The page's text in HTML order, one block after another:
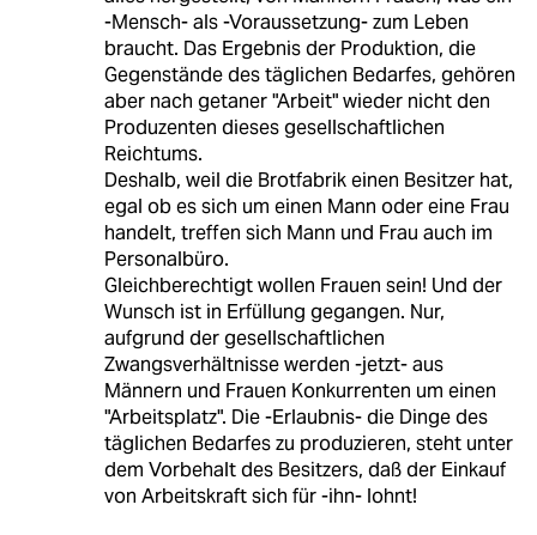
-Mensch- als -Voraussetzung- zum Leben
braucht. Das Ergebnis der Produktion, die
Gegenstände des täglichen Bedarfes, gehören
aber nach getaner "Arbeit" wieder nicht den
Produzenten dieses gesellschaftlichen
Reichtums.
Deshalb, weil die Brotfabrik einen Besitzer hat,
egal ob es sich um einen Mann oder eine Frau
handelt, treffen sich Mann und Frau auch im
Personalbüro.
Gleichberechtigt wollen Frauen sein! Und der
Wunsch ist in Erfüllung gegangen. Nur,
aufgrund der gesellschaftlichen
Zwangsverhältnisse werden -jetzt- aus
Männern und Frauen Konkurrenten um einen
"Arbeitsplatz". Die -Erlaubnis- die Dinge des
täglichen Bedarfes zu produzieren, steht unter
dem Vorbehalt des Besitzers, daß der Einkauf
von Arbeitskraft sich für -ihn- lohnt!